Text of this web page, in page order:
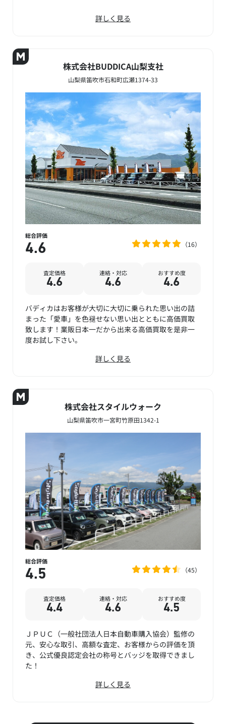
詳しく見る
株式会社BUDDICA山梨支社
山梨県笛吹市石和町広瀬1374-33
総合評価
4.6 16
査定価格
4.6
連絡・対応
4.6
おすすめ度
4.6
バディカはお客様が大切に大切に乗られた思い出の詰
まった「愛車」を色褪せない思い出とともに高価買取
致します！業販日本一だから出来る高価買取を是非一
度お試し下さい。
詳しく見る
株式会社スタイルウォーク
山梨県笛吹市一宮町竹原田1342-1
総合評価
4.5 45
査定価格
4.4
連絡・対応
4.6
おすすめ度
4.5
ＪＰＵＣ（一般社団法人日本自動車購入協会）監修の
元、安心な取引、高額な査定、お客様からの評価を頂
き、公式優良認定会社の称号とバッジを取得できまし
た！
詳しく見る